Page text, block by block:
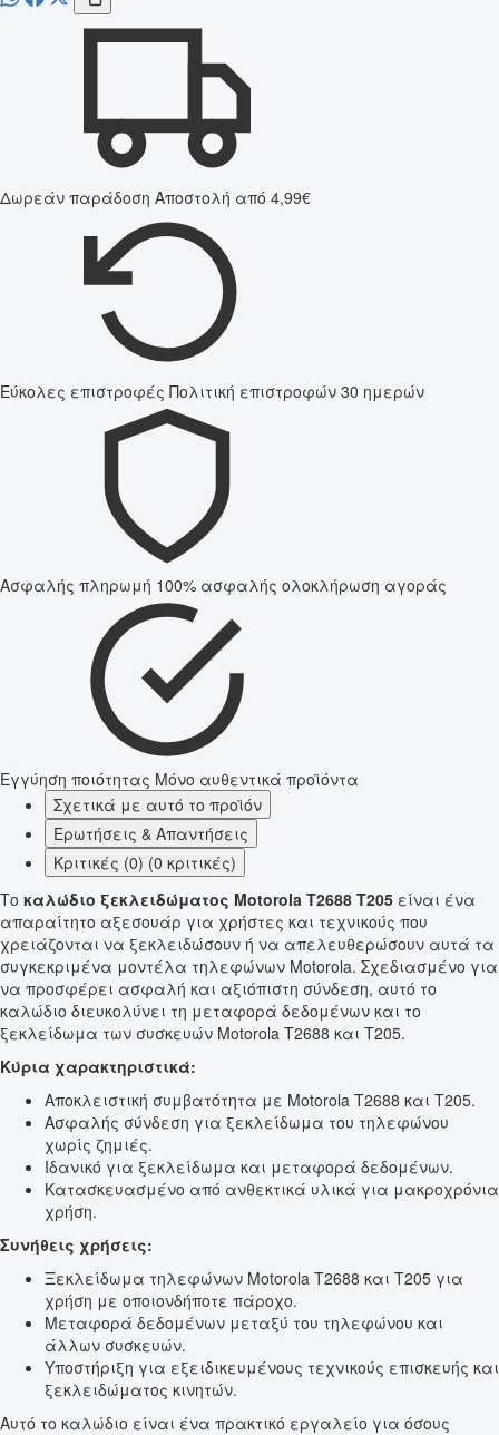
Δωρεάν παράδοση Αποστολή από 4,99€
Εύκολες επιστροφές Πολιτική επιστροφών 30 ημερών
Ασφαλής πληρωμή 100% ασφαλής ολοκλήρωση αγοράς
Εγγύηση ποιότητας Μόνο αυθεντικά προϊόντα
Σχετικά με αυτό το προϊόν
Ερωτήσεις & Απαντήσεις
Κριτικές (0) (0 κριτικές)
Το καλώδιο ξεκλειδώματος Motorola T2688 T205 είναι ένα
απαραίτητο αξεσουάρ για χρήστες και τεχνικούς που
χρειάζονται να ξεκλειδώσουν ή να απελευθερώσουν αυτά τα
συγκεκριμένα μοντέλα τηλεφώνων Motorola. Σχεδιασμένο για
να προσφέρει ασφαλή και αξιόπιστη σύνδεση, αυτό το
καλώδιο διευκολύνει τη μεταφορά δεδομένων και το
ξεκλείδωμα των συσκευών Motorola T2688 και T205.
Κύρια χαρακτηριστικά:
Αποκλειστική συμβατότητα με Motorola T2688 και T205.
Ασφαλής σύνδεση για ξεκλείδωμα του τηλεφώνου
χωρίς ζημιές.
Ιδανικό για ξεκλείδωμα και μεταφορά δεδομένων.
Κατασκευασμένο από ανθεκτικά υλικά για μακροχρόνια
χρήση.
Συνήθεις χρήσεις:
Ξεκλείδωμα τηλεφώνων Motorola T2688 και T205 για
χρήση με οποιονδήποτε πάροχο.
Μεταφορά δεδομένων μεταξύ του τηλεφώνου και
άλλων συσκευών.
Υποστήριξη για εξειδικευμένους τεχνικούς επισκευής και
ξεκλειδώματος κινητών.
Αυτό το καλώδιο είναι ένα πρακτικό εργαλείο για όσους